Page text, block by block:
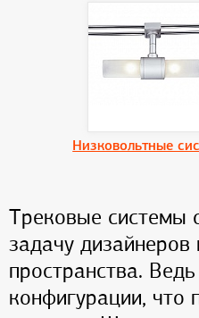
Низковольтные
Трековые системы
задачу дизайнеров
пространства.
конфигурации, что